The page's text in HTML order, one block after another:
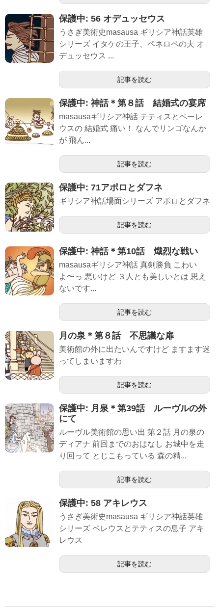
保護中: 56 オデュッセウス
うさぎ美術史masausa ギリシア神話英雄
シリーズ イタケの王子、ペネロペの夫 オ
デュッセウス ...
記事を読む
保護中: 神話＊第８話 結婚式の宴席
masausaギリシア神話 テティスとペーレ
ウスの 結婚式 痛い！ なんでリンゴなんか
が 飛ん...
記事を読む
保護中: 71アポロとダフネ
ギリシア神話場面シリーズ アポロとダフネ
記事を読む
保護中: 神話＊第10話 熾烈な戦い
masausaギリシア神話 真剣勝負 こわい
よ〜っ 悪いけど ３人とも美しいとは 思え
ないです...
記事を読む
月の泉＊第８話 不思議な扉
美術館の外に出たいんですけど ますます迷
ってしまいますわ
記事を読む
保護中: 月泉＊第39話 ルーヴルの外
にて
ルーヴル美術館の思い出 第２話 月の泉の
ディアナ 前回までのおはなし お城中を走
り回って とじこもっている 森の精...
記事を読む
保護中: 58 アキレウス
うさぎ美術史masausa ギリシア神話英雄
シリーズ ペレウスとテティスの息子 アキ
レウス
記事を読む